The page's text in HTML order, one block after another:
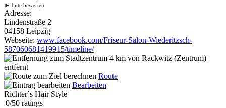
► bitte bewerten
Adresse:
Lindenstraße 2
04158 Leipzig
Webseite: www.facebook.com/Friseur-Salon-Wiederitzsch-
587060681419915/timeline/
4 km von Rackwitz (Zentrum)
entfernt
Route
Bearbeiten
Richter´s Hair Style
0/50 ratings